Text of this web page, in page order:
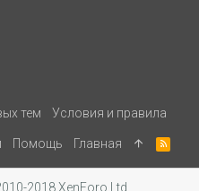
тем Условия и правила
Помощь Главная
R
S
2018 XenForo Ltd.